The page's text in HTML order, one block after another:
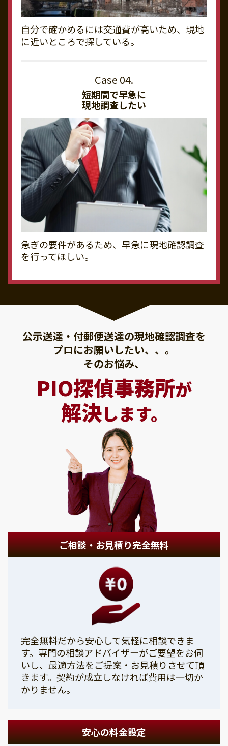
自分で確かめるには交通費が高いため、現地
に近いところで探している。
短期間で早急に
現地調査したい
急ぎの要件があるため、早急に現地確認調査
を行ってほしい。
公示送達・付郵便送達の現地確認調査を
プロにお願いしたい、、。
そのお悩み、
PIO探偵事務所が
解決します。
ご相談・お見積り完全無料
完全無料だから安心して気軽に相談できま
す。専門の相談アドバイザーがご要望をお伺
いし、最適方法をご提案・お見積りさせて頂
きます。契約が成立しなければ費用は一切か
かりません。
安心の料金設定